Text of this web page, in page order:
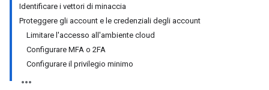
Identificare i vettori di minaccia
Proteggere gli account e le credenziali degli account
Limitare l'accesso all'ambiente cloud
Configurare MFA o 2FA
Configurare il privilegio minimo